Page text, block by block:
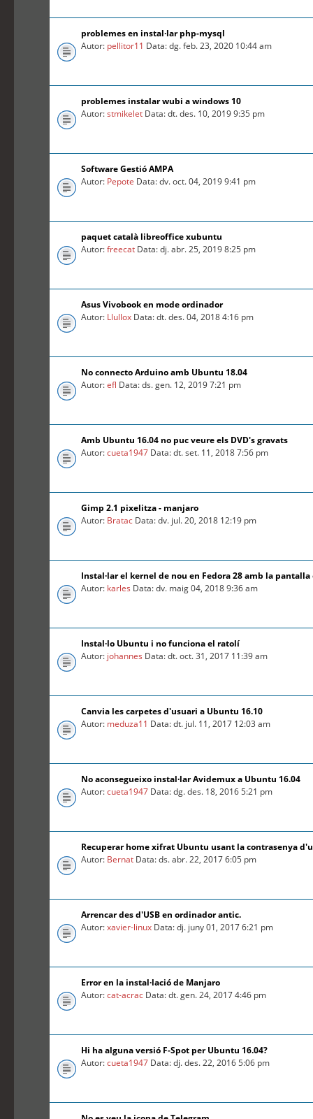
problemes en instal·lar php-mysql
Autor: pellitor11 Data: dg. feb. 23, 2020 10:44 am
problemes instalar wubi a windows 10
Autor:stmikelet Data: dt. des. 10, 2019 9:35 pm
Software Gestió AMPA
Autor: Pepote Data: dv. oct. 04, 2019 9:41 pm
paquet català libreoffice xubuntu
Autor:freecat Data: dj. abr. 25, 2019 8:25 pm
Asus Vivobook en mode ordinador
Autor: Llullox Data: dt. des. 04, 2018 4:16 pm
No connecto Arduino amb Ubuntu 18.04
Autor:efl Data: ds. gen. 12, 2019 7:21 pm
Amb Ubuntu 16.04 no puc veure els DVD's gravats
Autor:cueta1947 Data: dt. set. 11, 2018 7:56 pm
Gimp 2.1 pixelitza - manjaro
Autor: Bratac Data: dv. jul. 20, 2018 12:19 pm
Instal·lar el kernel de nou en Fedora 28 amb la pantalla
Autor: karles Data: dv. maig 04, 2018 9:36 am
Instal·lo Ubuntu i no funciona el ratolí
Autor: johannes Data: dt. oct. 31, 2017 11:39 am
Canvia les carpetes d'usuari a Ubuntu 16.10
Autor: meduza11 Data: dt. jul. 11, 2017 12:03 am
No aconsegueixo instal·lar Avidemux a Ubuntu 16.04
Autor:cueta1947 Data: dg. des. 18, 2016 5:21 pm
Recuperar home xifrat Ubuntu usant la contrasenya
Autor: Bernat Data: ds. abr. 22, 2017 6:05 pm
Arrencar des d'USB en ordinador antic.
Autor:xavier-linux Data: dj. juny 01, 2017 6:21 pm
Error en la instal·lació de Manjaro
Autor:cat-acrac Data: dt. gen. 24, 2017 4:46 pm
Hi ha alguna versió F-Spot per Ubuntu 16.04?
Autor:cueta1947 Data: dj. des. 22, 2016 5:06 pm